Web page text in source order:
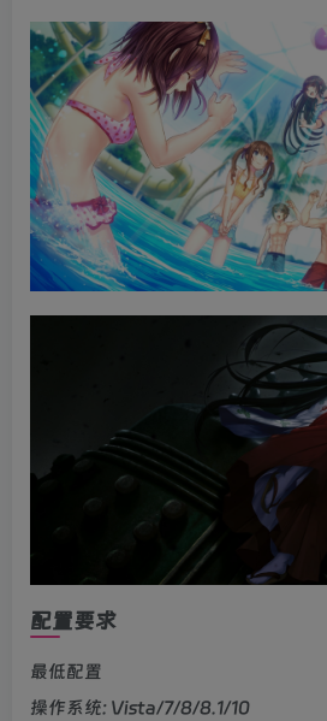
配置要求
最低配置
操作系统: Vista/7/8/8.1/10